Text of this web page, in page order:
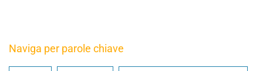
Naviga per parole chiave